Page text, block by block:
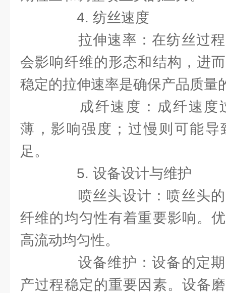
4. 纺丝速度
拉伸速率：在纺丝过程
会影响纤维的形态和结构，进
稳定的拉伸速率是确保产品质量
成纤速度：成纤速度
薄，影响强度；过慢则可能导
足。
5. 设备设计与维护
喷丝头设计：喷丝头的
纤维的均匀性有着重要影响。
高流动均匀性。
设备维护：设备的定期
产过程稳定的重要因素。设备